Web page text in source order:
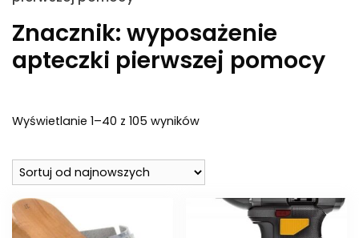
Znacznik: wyposażenie
apteczki pierwszej pomocy
Wyświetlanie 1–40 z 105 wynikówPosortowane
najnowszych